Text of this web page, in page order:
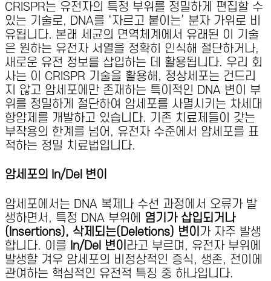
CRISPR는 유전자의 특정 부위를 정밀하게 편집할 수
있는 기술로, DNA를 ‘자르고 붙이는’ 분자 가위로 비
유됩니다. 본래 세균의 면역체계에서 유래된 이 기술
은 원하는 유전자 서열을 정확히 인식해 절단하거나,
새로운 유전 정보를 삽입하는 데 활용됩니다. 우리 회
사는 이 CRISPR 기술을 활용해, 정상세포는 건드리
지 않고 암세포에만 존재하는 특이적인 DNA 변이 부
위를 정밀하게 절단하여 암세포를 사멸시키는 차세대
항암제를 개발하고 있습니다. 기존 치료제들이 갖는
부작용의 한계를 넘어, 유전자 수준에서 암세포를 표
적하는 정밀 치료법입니다.
암세포의 In/Del 변이
암세포에서는 DNA 복제나 수선 과정에서 오류가 발
생하면서, 특정 DNA 부위에 염기가 삽입되거나
(Insertions), 삭제되는(Deletions) 변이 가 자주 발생
합니다. 이를 In/Del 변이 라고 부르며, 유전자 부위에
발생할 겨우 암세포의 비정상적인 증식, 생존, 전이에
관여하는 핵심적인 유전적 특징 중 하나입니다.